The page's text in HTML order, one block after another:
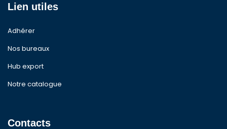
Lien utiles
Adhérer
Nos bureaux
Hub export
Notre catalogue
Contacts